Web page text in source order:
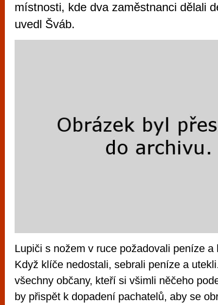
místnosti, kde dva zaměstnanci dělali
uvedl Šváb.
Lupiči s nožem v ruce požadovali peníze a
Když klíče nedostali, sebrali peníze a
všechny občany, kteří si všimli něčeho
by přispět k dopadení pachatelů, aby se